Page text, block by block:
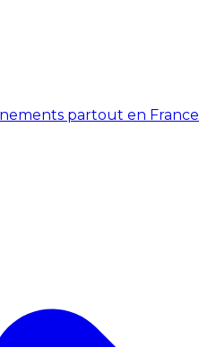
partout en France